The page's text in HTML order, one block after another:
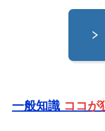
一般知識 ココが